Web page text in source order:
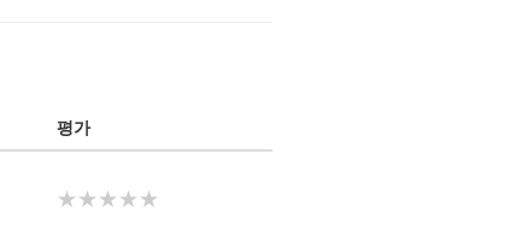
평가
★★★★★